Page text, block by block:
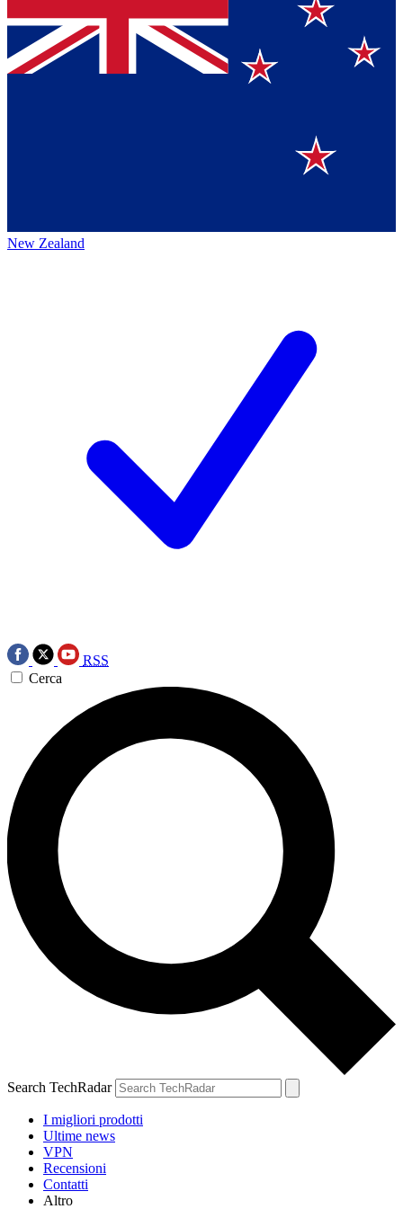
New Zealand
RSS
Cerca
Search TechRadar
I migliori prodotti
Ultime news
VPN
Recensioni
Contatti
Altro